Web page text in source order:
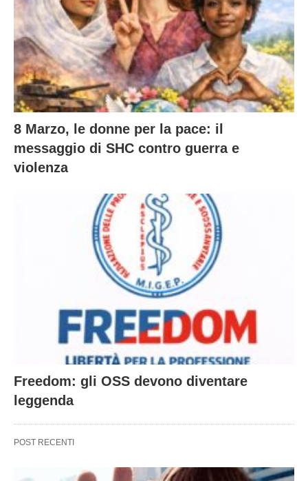
8 Marzo, le donne per la pace: il
messaggio di SHC contro guerra e
violenza
Freedom: gli OSS devono diventare
leggenda
POST RECENTI